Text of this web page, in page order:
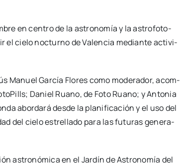
en cen­tro de la astro­no­mía y la astro­fo­to­
el cie­lo noc­turno de Valen­cia median­te acti­vi­
Manuel Gar­cía Flo­res como mode­ra­dor, acom­
Daniel Ruano, de Foto Ruano; y Anto­nia
abor­da­rá des­de la pla­ni­fi­ca­ción y el uso del
del cie­lo estre­lla­do para las futu­ras gene­ra­
astro­nó­mi­ca en el Jar­dín de Astro­no­mía del